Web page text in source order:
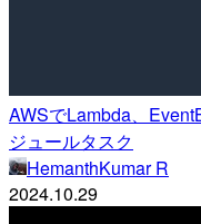
AWSでLambda、
ジュールタスク
HemanthKumar R
2024.10.29